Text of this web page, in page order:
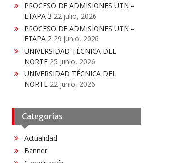
PROCESO DE ADMISIONES UTN –
ETAPA 3 22 julio, 2026
PROCESO DE ADMISIONES UTN –
ETAPA 2 29 junio, 2026
UNIVERSIDAD TÉCNICA DEL
NORTE 25 junio, 2026
UNIVERSIDAD TÉCNICA DEL
NORTE 22 junio, 2026
Categorías
Actualidad
Banner